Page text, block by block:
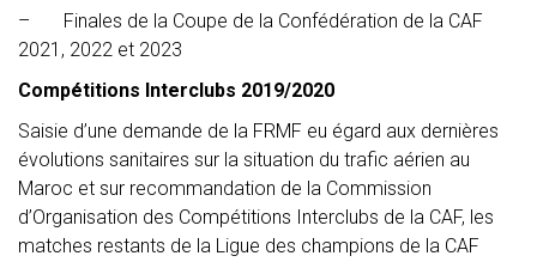
– Finales de la Coupe de la Confédération de la CAF
2021, 2022 et 2023
Compétitions Interclubs 2019/2020
Saisie d’une demande de la FRMF eu égard aux dernières
évolutions sanitaires sur la situation du trafic aérien au
Maroc et sur recommandation de la Commission
d’Organisation des Compétitions Interclubs de la CAF, les
matches restants de la Ligue des champions de la CAF